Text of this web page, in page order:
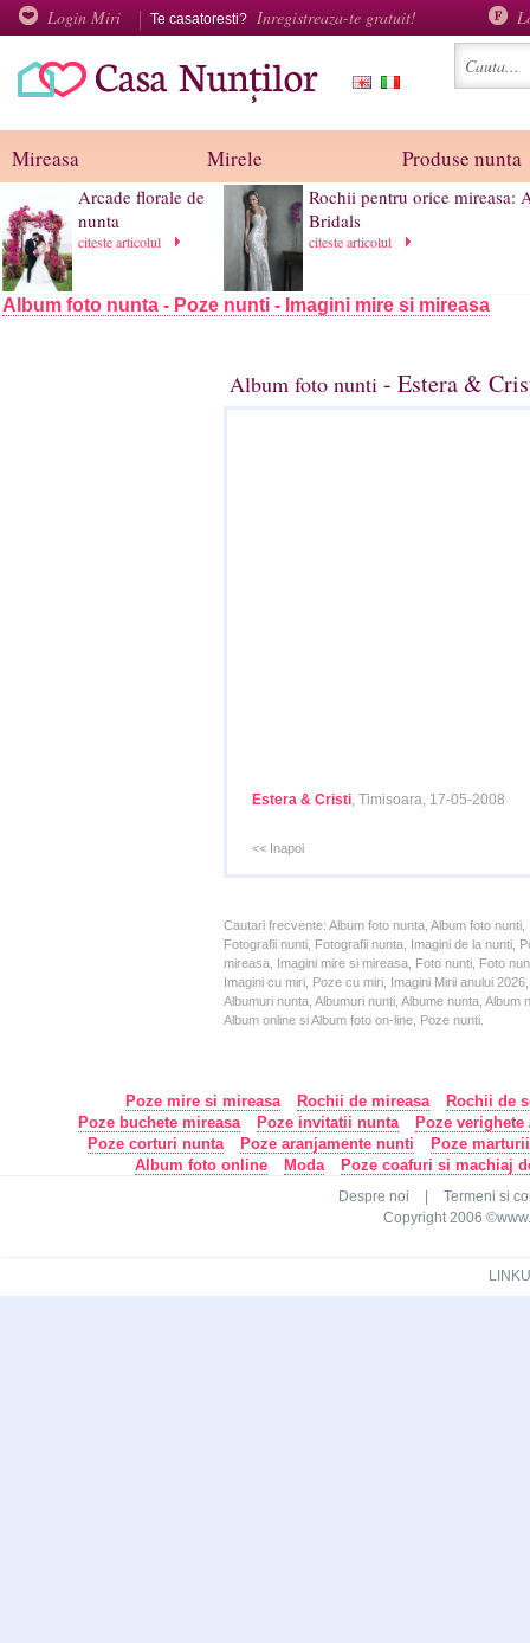
Login Miri Te casatoresti? Inregistreaza-te gratuit!
Mireasa Mirele Produse nunta
Arcade florale de
nunta
citeste articolul
Rochii pentru orice mireasa:
Bridals
citeste articolul
Album foto nunta - Poze nunti - Imagini mire si mireasa
Album foto nunti - Estera &
Estera & Cristi, Timisoara, 17-05-2008
<< Inapoi
Cautari frecvente: Album foto nunta, Album foto
Fotografii nunti, Fotografii nunta, Imagini de la nunti,
mireasa, Imagini mire si mireasa, Foto nunti, Foto
Imagini cu miri, Poze cu miri, Imagini Mirii anului
Albumuri nunta, Albumuri nunti, Albume nunta,
Album online si Album foto on-line, Poze nunti.
Poze mire si mireasa Rochii de mireasa
Rochii de
Poze buchete mireasa
Poze invitatii nunta
Poze
Poze corturi nunta
Poze aranjamente nunti
Poze
Album foto online
Moda Poze coafuri si machiaj
Despre noi
Termeni si
Copyright 2006